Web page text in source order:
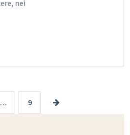
nei
… 9